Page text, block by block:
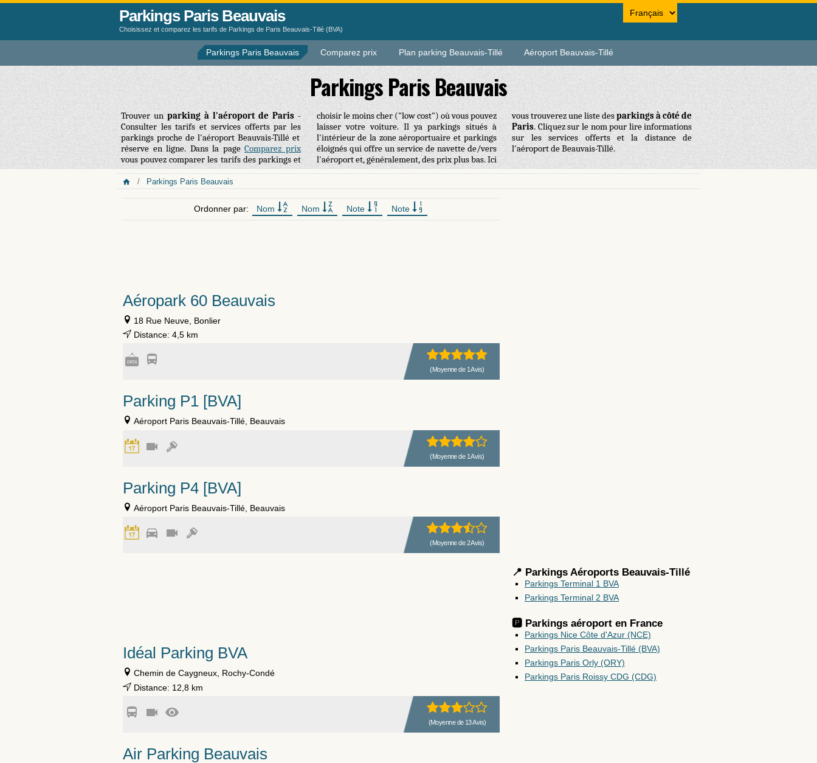
Parkings Paris Beauvais
Choisissez et comparez les tarifs de Parkings de Paris Beauvais-Tillé (BVA)
Parkings Paris Beauvais Comparez prix Plan parking Beauvais-Tillé Aéroport Beauvais-Tillé
Parkings Paris Beauvais
Trouver unparking à l'aéroport de Paris-
Consulter les tarifs et services offerts par les
parkings proche de l'aéroport Beauvais-Tillé et
réserve en ligne. Dans la pageComparez prix
vous pouvez comparer les tarifs des parkings et
choisir le moins cher ("low cost") où vous pouvez
laisser votre voiture. Il ya parkings situés à
l'intérieur de la zone aéroportuaire et parkings
éloignés qui offre un service de navette de/vers
l'aéroport et, généralement, des prix plus bas. Ici
vous trouverez une liste desparkings à côté de
Paris. Cliquez sur le nom pour lire informations
sur les services offerts et la distance de
l'aéroport de Beauvais-Tillé.
Parkings Paris Beauvais
Ordonner par: Nom Nom Note Note
Aéropark 60 Beauvais
18 Rue Neuve, Bonlier
Distance: 4,5 km
(Moyenne de 1 Avis)
Parking P1 [BVA]
Aéroport Paris Beauvais-Tillé, Beauvais
(Moyenne de 1 Avis)
Parking P4 [BVA]
Aéroport Paris Beauvais-Tillé, Beauvais
(Moyenne de 2 Avis)
Idéal Parking BVA
Chemin de Caygneux, Rochy-Condé
Distance: 12,8 km
(Moyenne de 13 Avis)
Air Parking Beauvais
📍 Parkings Aéroports Beauvais-Tillé
Parkings Terminal 1 BVA
Parkings Terminal 2 BVA
🅿️ Parkings aéroport en France
Parkings Nice Côte d'Azur (NCE)
Parkings Paris Beauvais-Tillé (BVA)
Parkings Paris Orly (ORY)
Parkings Paris Roissy CDG (CDG)